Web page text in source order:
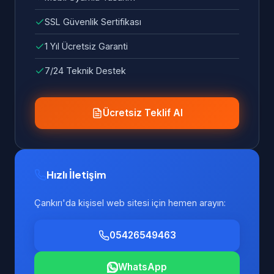
SSL Güvenlik Sertifikası
1 Yıl Ücretsiz Garanti
7/24 Teknik Destek
Ücretsiz Teklif Al
Hızlı İletişim
Çankırı'da kişisel web sitesi için hemen arayın:
05426549463
WhatsApp